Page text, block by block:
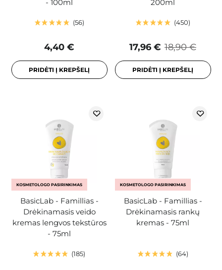
- 100ml
56
4,40 €
PRIDĖTI Į KREPŠELĮ
200ml
450
18,90 €
17,96 €
PRIDĖTI Į KREPŠELĮ
KOSMETOLOGO PASIRINKIMAS
BasicLab - Famillias -
Drėkinamasis veido
kremas lengvos tekstūros
- 75ml
185
KOSMETOLOGO PASIRINKIMAS
BasicLab - Famillias -
Drėkinamasis rankų
kremas - 75ml
64